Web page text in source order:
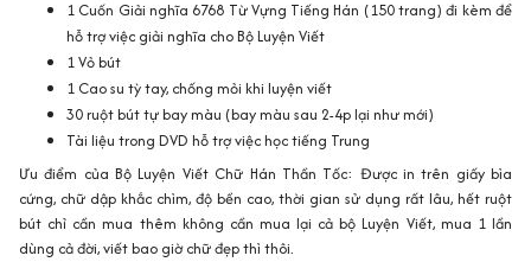
1 Cuốn Giải nghĩa 6768 Từ Vựng Tiếng Hán (150 trang) đi kèm để
hỗ trợ việc giải nghĩa cho Bộ Luyện Viết
1 Vỏ bút
1 Cao su tỳ tay, chống mỏi khi luyện viết
30 ruột bút tự bay màu (bay màu sau 2-4p lại như mới)
Tài liệu trong DVD hỗ trợ việc học tiếng Trung
Ưu điểm củaBộ Luyện Viết Chữ Hán Thần Tốc: Được in trên giấy bìa
cứng, chữ dập khắc chìm, độ bền cao, thời gian sử dụng rất lâu, hết ruột
bút chỉ cần mua thêm không cần mua lại cả bộ Luyện Viết, mua 1 lần
dùng cả đời, viết bao giờ chữ đẹp thì thôi.